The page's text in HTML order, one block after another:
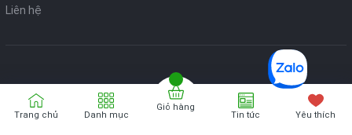
Liên hệ
Bản quyển thuộc về VPP ONLINE
Trang chủ Danh mục
Giỏ hàng
Tin tức Yêu thích